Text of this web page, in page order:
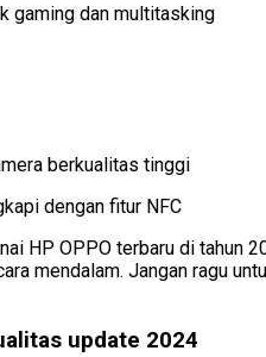
gaming dan multitasking
berkualitas tinggi
dengan fitur NFC
HP OPPO terbaru di tahun
mendalam. Jangan ragu
update 2024